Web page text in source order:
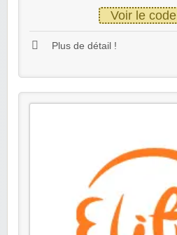
Voir le code
Plus de détail !